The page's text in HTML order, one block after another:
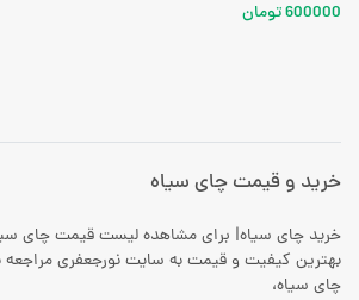
600000 تومان
خرید و قیمت چای سیاه
خرید چای سیاه| برای مشاهده لیست قیمت چای
بهترین کیفیت و قیمت به سایت نورجعفری مراجعه
چای سیاه،